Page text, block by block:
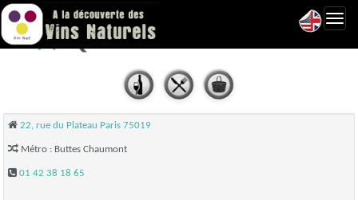
Quedubon - Paris 19
22, rue du Plateau Paris 75019
Métro : Buttes Chaumont
01 42 38 18 65